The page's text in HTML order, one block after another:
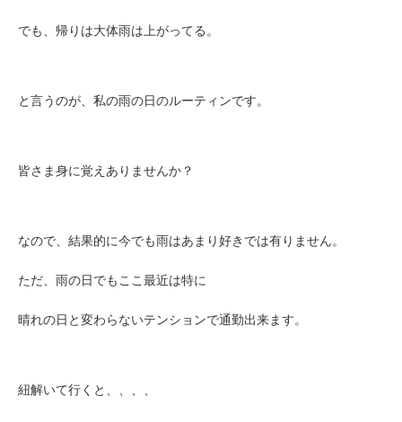
でも、帰りは大体雨は上がってる。
と言うのが、私の雨の日のルーティンです。
皆さま身に覚えありませんか？
なので、結果的に今でも雨はあまり好きでは有りません。
ただ、雨の日でもここ最近は特に
晴れの日と変わらないテンションで通勤出来ます。
紐解いて行くと、、、、